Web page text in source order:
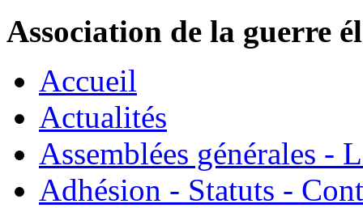
Association de la guerre
Accueil
Actualités
Assemblées générales -
Adhésion - Statuts -